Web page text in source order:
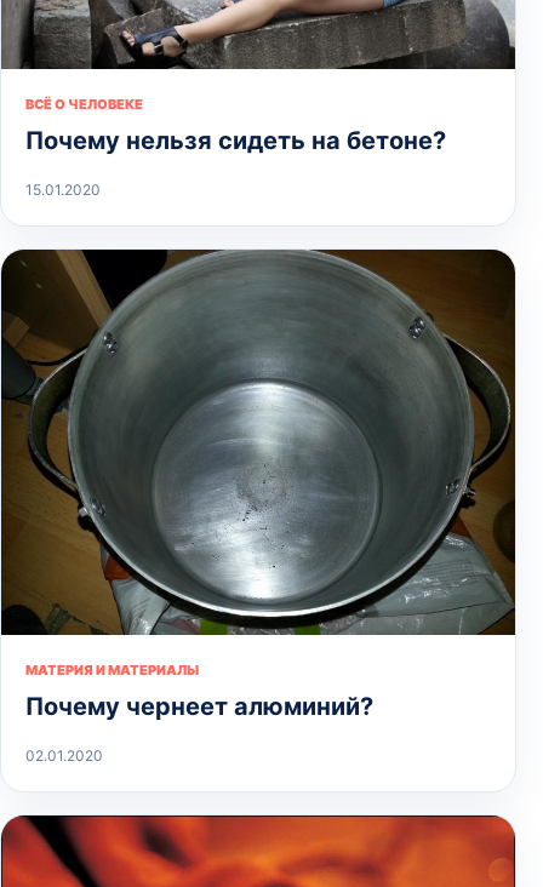
ВСЁ О ЧЕЛОВЕКЕ
Почему нельзя сидеть на бетоне?
15.01.2020
МАТЕРИЯ И МАТЕРИАЛЫ
Почему чернеет алюминий?
02.01.2020